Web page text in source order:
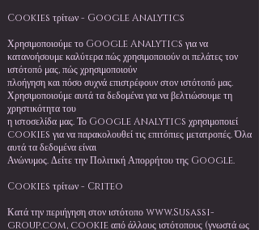
Cookies τρίτων - Google Analytics
Χρησιμοποιούμε το Google Analytics για να
κατανοήσουμε καλύτερα πώς χρησιμοποιούν οι πελάτες τον
ιστότοπό μας, πώς χρησιμοποιούν
πλοήγηση και πόσο συχνά επιστρέφουν στον ιστότοπό μας.
Χρησιμοποιούμε αυτά τα δεδομένα για να βελτιώσουμε τη
χρηστικότητα του
η ιστοσελίδα μας. Το Google Analytics χρησιμοποιεί
cookies για να παρακολουθεί τις επιτόπιες μετατροπές. Όλα
αυτά τα δεδομένα είναι
Ανώνυμος. Δείτε την Πολιτική Απορρήτου της Google.
Cookies τρίτων - Criteo
Κατά την περιήγηση στον ιστότοποwww.Susassi-
group.com, cookie από άλλους ιστότοπους (γνωστά ως